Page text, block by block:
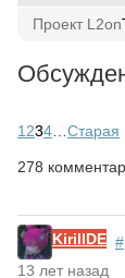
Проект L2on
1 234 Старая
278
KirillDE #
13 лет назад